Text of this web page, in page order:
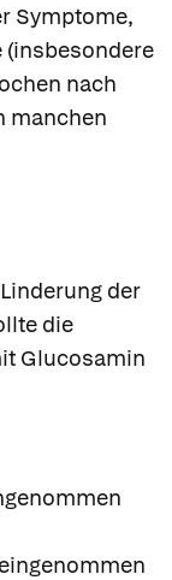
Symptome,
(insbesondere
nach
manchen
der
die
Glucosamin